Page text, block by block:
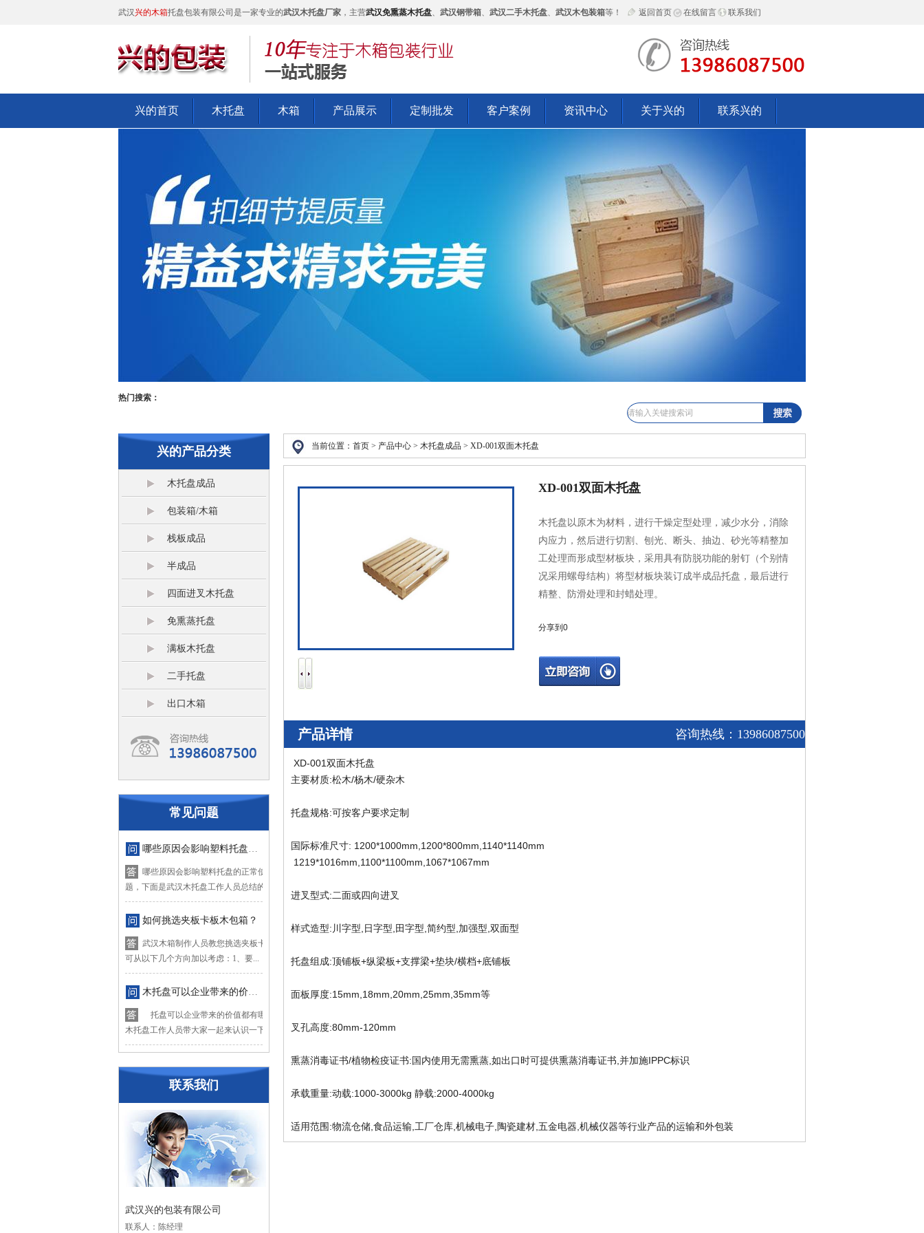
武汉兴的木箱托盘包装有限公司是一家专业的武汉木托盘厂家 ，主营武汉免熏蒸木托盘、 武汉钢带箱、 武汉二手木托盘、 武汉木包装箱等！ 返回首页 在线留言 联系我们
兴的首页 木托盘 木箱 产品展示 定制批发 客户案例 资讯中心 关于兴的 联系兴的
热门搜索：
兴的产品分类
木托盘成品
包装箱/木箱
栈板成品
半成品
四面进叉木托盘
免熏蒸托盘
满板木托盘
二手托盘
出口木箱
常见问题
哪些原因会影响塑料托盘的正常使用？
哪些原因会影响塑料托盘的正常使用？对于这个问
题，下面是武汉木托盘工作人员总结的四...
如何挑选夹板卡板木包箱？
武汉木箱制作人员教您挑选夹板卡板木箱，挑选时
可从以下几个方向加以考虑：1、要...
木托盘可以企业带来的价值都有哪些？
托盘可以企业带来的价值都有哪些？下面让武汉
木托盘工作人员带大家一起来认识一下木...
联系我们
武汉兴的包装有限公司
联系人：陈经理
当前位置： 首页 > 产品中心 > 木托盘成品 > XD-001双面木托盘
XD-001双面木托盘
木托盘以原木为材料，进行干燥定型处理，减少水分，消除
内应力，然后进行切割、刨光、断头、抽边、砂光等精整加
工处理而形成型材板块，采用具有防脱功能的射钉（个别情
况采用螺母结构）将型材板块装订成半成品托盘，最后进行
精整、防滑处理和封蜡处理。
分享到 0
产品详情 咨询热线：13986087500
XD-001双面木托盘
主要材质:松木/杨木/硬杂木
托盘规格:可按客户要求定制
国际标准尺寸: 1200*1000mm,1200*800mm,1140*1140mm
1219*1016mm,1100*1100mm,1067*1067mm
进叉型式:二面或四向进叉
样式造型:川字型,日字型,田字型,简约型,加强型,双面型
托盘组成:顶铺板+纵梁板+支撑梁+垫块/横档+底铺板
面板厚度:15mm,18mm,20mm,25mm,35mm等
叉孔高度:80mm-120mm
熏蒸消毒证书/植物检疫证书:国内使用无需熏蒸,如出口时可提供熏蒸消毒证书,并加施IPPC标识
承载重量:动载:1000-3000kg 静载:2000-4000kg
适用范围:物流仓储,食品运输,工厂仓库,机械电子,陶瓷建材,五金电器,机械仪器等行业产品的运输和外包装